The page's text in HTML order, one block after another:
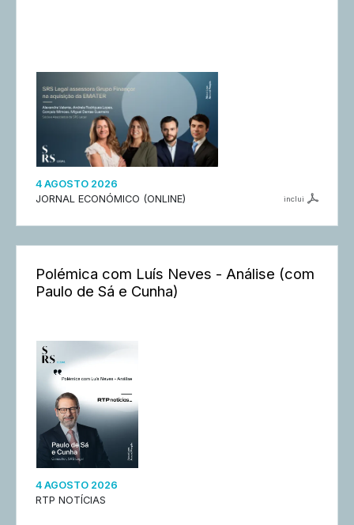
4 AGOSTO 2026
JORNAL ECONÓMICO (ONLINE)
inclui
Polémica com Luís Neves - Análise (com
Paulo de Sá e Cunha)
4 AGOSTO 2026
RTP NOTÍCIAS